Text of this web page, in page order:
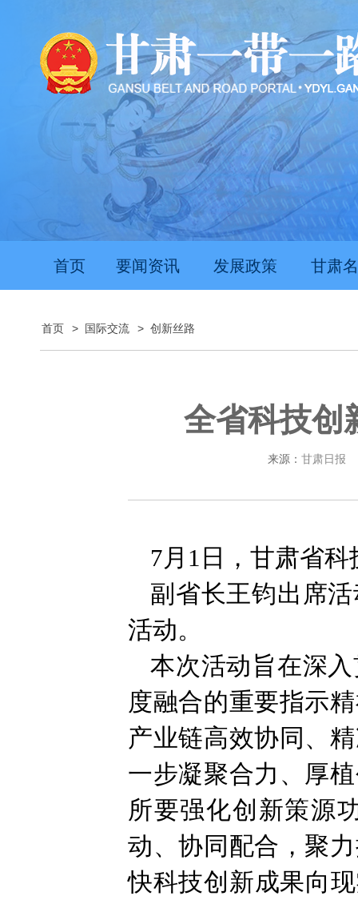
首页 要闻资讯 发展政策 甘肃
首页 > 国际交流 > 创新丝路
全省科技创
来源： 甘肃日报
7月1日，甘肃省
副省长王钧出席
活动。
本次活动旨在深
度融合的重要指示
产业链高效协同、
一步凝聚合力、厚
所要强化创新策源
动、协同配合，聚
快科技创新成果向